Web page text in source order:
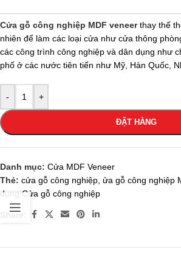
Cửa gỗ công nghiệp MDF veneerthay thế
nhiên để làm các loại cửa như cửa thông
các công trình công nghiệp và dân dụng như
phố ở các nước tiên tiến như Mỹ, Hàn Quốc,
- +
ĐẶT HÀNG
Danh mục: Cửa MDF Veneer
Thẻ: cửa gỗ công nghiệp ửa gỗ công nghiệp
dụng Cửa gỗ công nghiệp
Share: